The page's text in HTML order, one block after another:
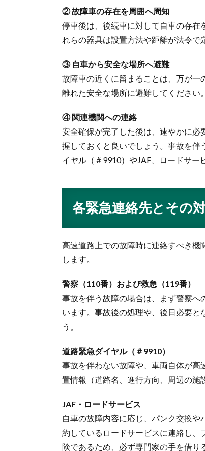
② 故障車の存在を周囲へ周知
停車後は、後続車に対して自車の存在
れらの器具は設置方法や距離が法令で
③ 自車から安全な場所へ避難
故障車の近くに留まることは、万が
離れた安全な場所に避難してください
④ 関連機関への連絡
安全確保が完了した後は、速やかに
握しておくと良いでしょう。事故を
イヤル（＃9910）やJAF、ロードサー
各緊急連絡先とその
高速道路上での故障時に連絡すべき
します。
警察（110番）および救急（119番）
事故を伴う故障の場合は、まず警察
います。事故後の処理や、後日必要
う。
道路緊急ダイヤル（＃9910）
事故を伴わない故障や、車両自体が
置情報（道路名、進行方向、周辺の施
JAF・ロードサービス
自車の故障内容に応じ、パンク交換
約しているロードサービスに連絡し
険であるため、必ず専門家の手を借り